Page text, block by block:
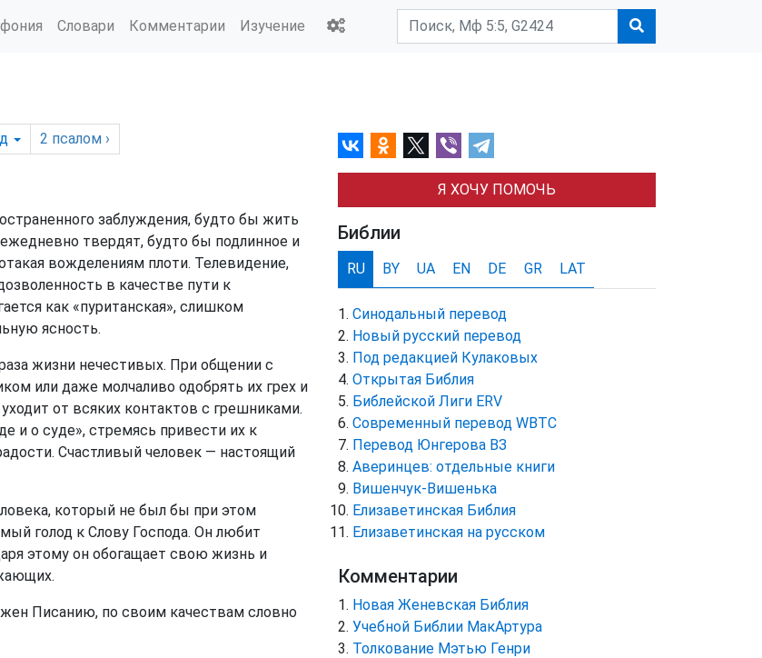
Словари Комментарии Изучение
2 псалом ›
заблуждения, будто бы жить
твердят, будто бы подлинное и
вожделениям плоти. Телевидение,
в качестве пути к
как «пуританская», слишком
ясность.
жизни нечестивых. При общении с
или даже молчаливо одобрять их грех и
от всяких контактов с грешниками.
и о суде», стремясь привести их к
Счастливый человек — настоящий
который не был бы при этом
голод к Слову Господа. Он любит
этому он обогащает свою жизнь и
Писанию, по своим качествам словно
Я ХОЧУ ПОМОЧЬ
Библии
RU BY UA EN DE GR LAT
Синодальный перевод
Новый русский перевод
Под редакцией Кулаковых
Открытая Библия
Библейской Лиги ERV
Cовременный перевод WBTC
Перевод Юнгерова ВЗ
Аверинцев: отдельные книги
Вишенчук-Вишенька
Елизаветинская Библия
Елизаветинская на русском
Комментарии
Новая Женевская Библия
Учебной Библии МакАртура
Толкование Мэтью Генри